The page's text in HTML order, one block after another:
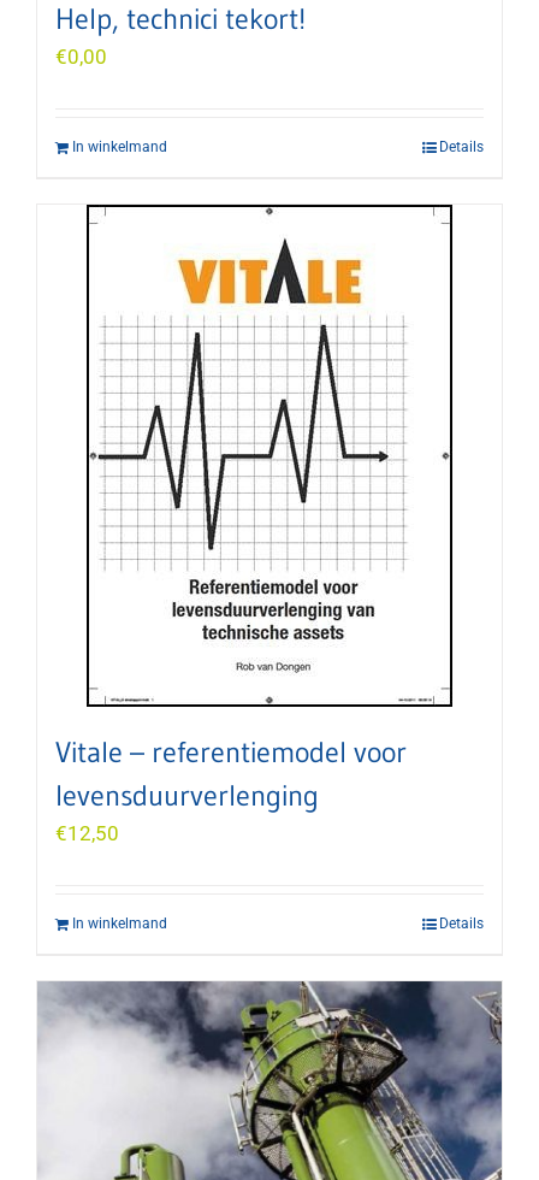
Help, technici tekort!
€0,00
In winkelmand Details
Vitale – referentiemodel voor
levensduurverlenging
€12,50
In winkelmand Details